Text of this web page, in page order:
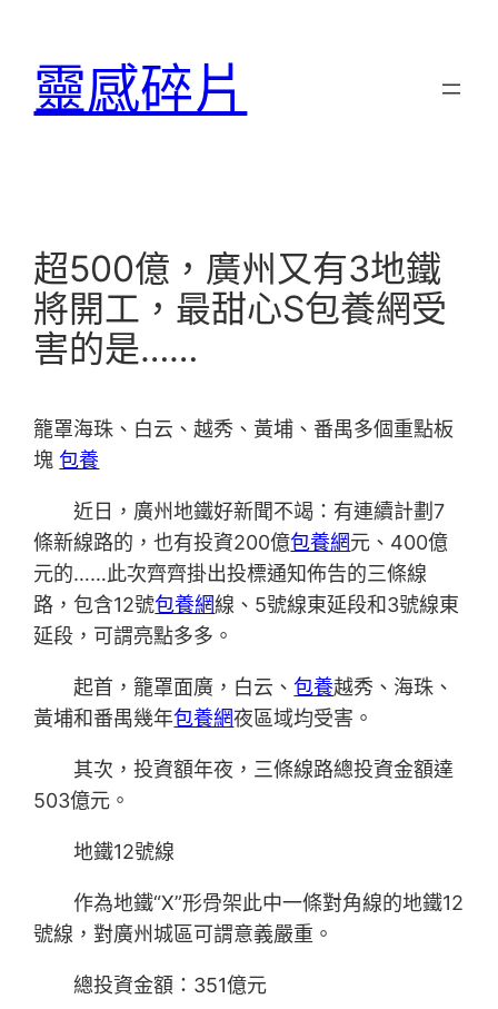
靈感碎片
超500億，廣州又有3地鐵
將開工，最甜心S包養網受
害的是……
籠罩海珠、白云、越秀、黃埔、番禺多個重點板
塊包養
近日，廣州地鐵好新聞不竭：有連續計劃7
條新線路的，也有投資200億包養網元、400億
元的……此次齊齊掛出投標通知佈告的三條線
路，包含12號包養網線、5號線東延段和3號線東
延段，可謂亮點多多。
起首，籠罩面廣，白云、包養越秀、海珠、
黃埔和番禺幾年包養網夜區域均受害。
其次，投資額年夜，三條線路總投資金額達
503億元。
地鐵12號線
作為地鐵“X”形骨架此中一條對角線的地鐵12
號線，對廣州城區可謂意義嚴重。
總投資金額：351億元